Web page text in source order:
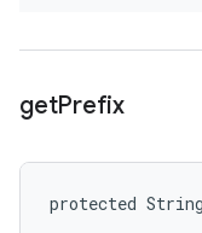
getPrefix
protected